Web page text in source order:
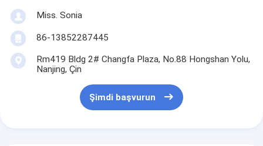
Miss. Sonia
86-13852287445
Rm419 Bldg 2# Changfa Plaza, No.88 Hongshan Yolu,
Nanjing, Çin
Şimdi başvurun